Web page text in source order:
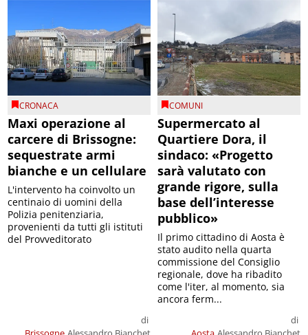
CRONACA
Maxi operazione al
carcere di Brissogne:
sequestrate armi
bianche e un cellulare
di
L'intervento ha coinvolto un
centinaio di uomini della
Polizia penitenziaria,
provenienti da tutti gli istituti
del Provveditorato
COMUNI
Supermercato al
Quartiere Dora, il
sindaco: «Progetto
sarà valutato con
grande rigore, sulla
base dell’interesse
pubblico»
di
Il primo cittadino di Aosta è
stato audito nella quarta
commissione del Consiglio
regionale, dove ha ribadito
come l'iter, al momento, sia
ancora ferm...